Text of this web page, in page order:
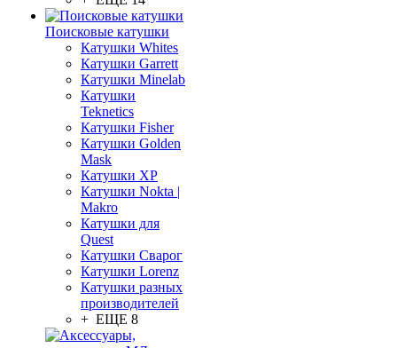
Поисковые катушки
Катушки Whites
Катушки Garrett
Катушки Minelab
Катушки
Teknetics
Катушки Fisher
Катушки Golden
Mask
Катушки XP
Катушки Nokta |
Makro
Катушки для
Quest
Катушки Сварог
Катушки Lorenz
Катушки разных
производителей
+ ЕЩЕ 8